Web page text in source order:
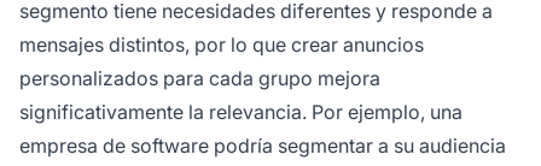
segmento tiene necesidades diferentes y responde a
mensajes distintos, por lo que crear anuncios
personalizados para cada grupo mejora
significativamente la relevancia. Por ejemplo, una
empresa de software podría segmentar a su audiencia